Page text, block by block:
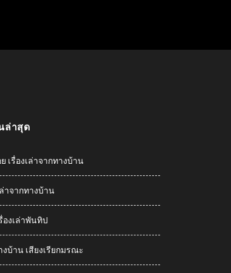
ล่าสุด
เรื่องเล่าจากทางบ้าน
าจากทางบ้าน
องเล่าพันทิป
งบ้าน เสียงเรียกมรณะ